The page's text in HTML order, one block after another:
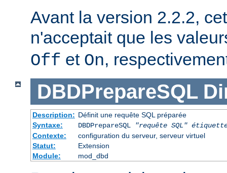
Avant la version 2.2.2,
n'acceptait que les
Off et On,
DBDPrepareSQL
Description: Définit une requête SQL préparée
Syntaxe:
DBDPrepareSQL "requête SQL"
Contexte:
configuration du serveur, serveur virtuel
Statut:
Extension
Module:
mod_dbd